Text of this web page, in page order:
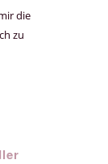
die
zu